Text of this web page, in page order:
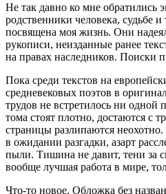
Не так давно ко мне обратились
родственники человека, судьбе и
посвящена моя жизнь. Они
рукописи, неизданные ранее
на правах наследников. Поиски
Пока среди текстов на
средневековых поэтов в
трудов не встретилось ни одной
тома стоят плотно, достаются с
страницы разлипаются
в ожидании разгадки, азарт
пыли. Тишина не давит, тени за
вообще лучшая работа в мире,
Что-то новое. Обложка без